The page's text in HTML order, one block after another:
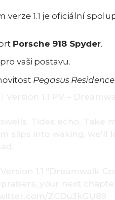
verze 1.1 je oficiální
Porsche 918 Spyder.
vaši postavu.
Pegasus Residence